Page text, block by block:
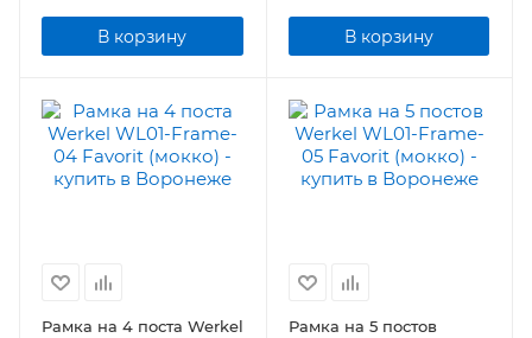
В корзину В корзину
Рамка на 4 поста Werkel
Рамка на 5 постов